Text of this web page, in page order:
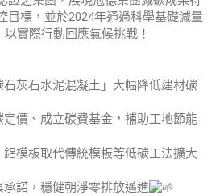
目標，並於2024年通過科學基礎減量
實際行動回應氣候挑戰！
灰石水泥混凝土」大幅降低建材碳
價、成立碳費基金，補助工地節能
模板取代傳統模板等低碳工法擴大
諾，穩健朝淨零排放邁進